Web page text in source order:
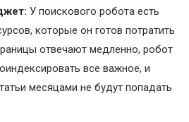
У поискового робота есть
которые он готов потратить
отвечают медленно, робот
все важное, и
месяцами не будут попадать